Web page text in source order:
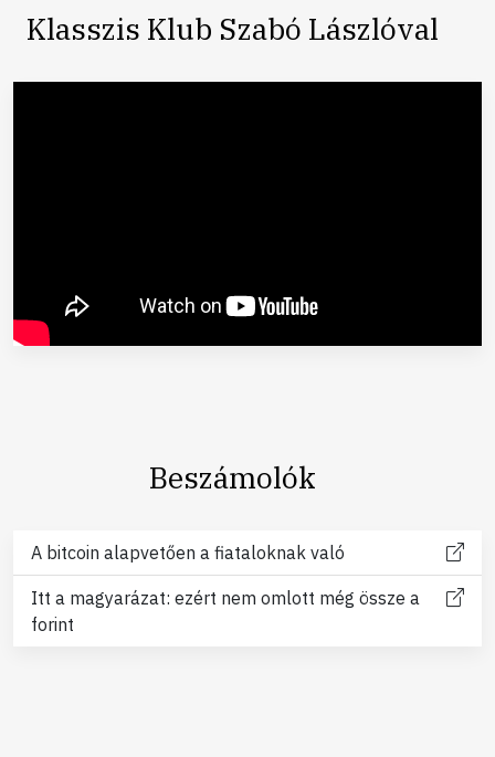
Klasszis Klub Szabó Lászlóval
Beszámolók
A bitcoin alapvetően a fiataloknak való
Itt a magyarázat: ezért nem omlott még össze a
forint